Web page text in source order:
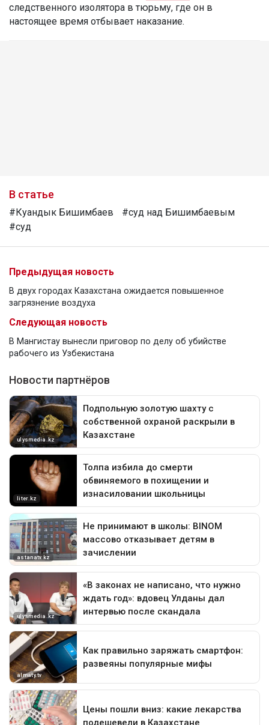
следственного изолятора в тюрьму, где он в
настоящее время отбывает наказание.
В статье
#Куандык Бишимбаев
#суд над Бишимбаевым
#суд
Предыдущая новость
В двух городах Казахстана ожидается повышенное
загрязнение воздуха
Следующая новость
В Мангистау вынесли приговор по делу об убийстве
рабочего из Узбекистана